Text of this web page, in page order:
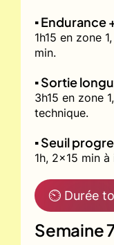
▪️ Endurance
1h15 en zone
min.
▪️ Sortie
3h15 en zone
technique.
▪️ Seuil
1h, 2x15 min
⏲ Durée
Semaine